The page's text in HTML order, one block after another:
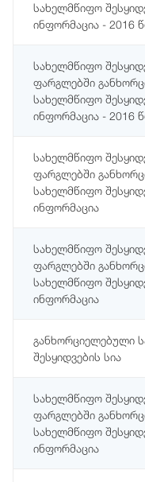
სახელმწიფო
ინფორმაცია - 2016
სახელმწიფო
ფარგლებში
სახელმწიფო
ინფორმაცია - 2016
სახელმწიფო
ფარგლებში
სახელმწიფო
ინფორმაცია
სახელმწიფო
ფარგლებში
სახელმწიფო
ინფორმაცია
განხორციელებული
შესყიდვების სია
სახელმწიფო
ფარგლებში
სახელმწიფო
ინფორმაცია